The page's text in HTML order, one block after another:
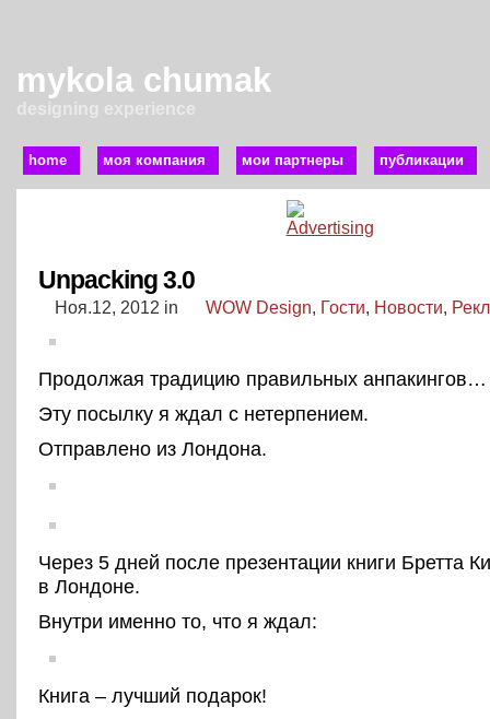
mykola chumak
home моя компания мои партнеры публикации
Unpacking 3.0
Ноя.12, 2012 in WOW Design, Гости, Новости,
Продолжая традицию правильных анпакингов…
Эту посылку я ждал с нетерпением.
Отправлено из Лондона.
Через 5 дней после презентации книги Бретта
в Лондоне.
Внутри именно то, что я ждал:
Книга – лучший подарок!